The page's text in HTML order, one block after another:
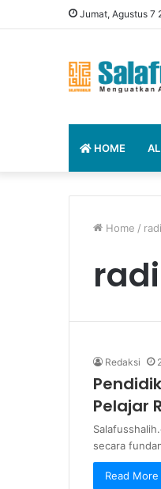
Jumat, Agustus 7
HOME AL
Home /
Redaksi
Pelajar
secara
Read More